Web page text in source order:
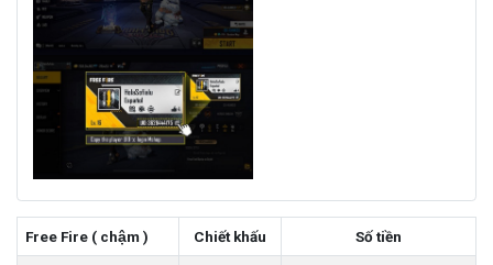
Free Fire ( chậm ) Chiết khấu Số tiền